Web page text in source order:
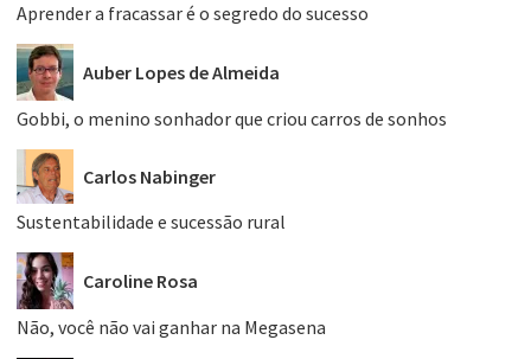
Aprender a fracassar é o segredo do sucesso
Auber Lopes de Almeida
Gobbi, o menino sonhador que criou carros de sonhos
Carlos Nabinger
Sustentabilidade e sucessão rural
Caroline Rosa
Não, você não vai ganhar na Megasena